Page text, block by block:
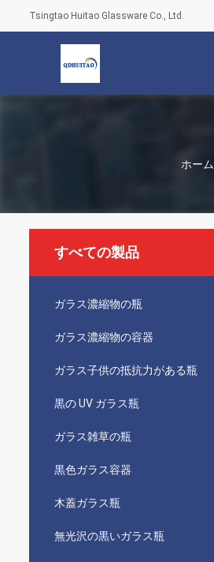
Tsingtao Huitao Glassware Co., Ltd.
ホーム
すべての製品
ガラス濃縮物の瓶
ガラス濃縮物の容器
ガラス子供の抵抗力がある瓶
黒の UV ガラス瓶
ガラス雑草の瓶
黒色ガラス容器
木蓋ガラス瓶
無光沢の黒いガラス瓶